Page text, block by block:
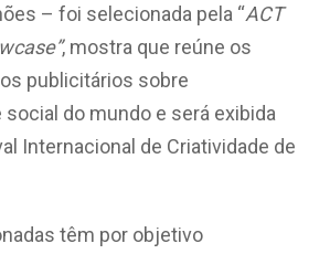
– foi selecionada pela “ACT
, mostra que reúne os
publicitários sobre
do mundo e será exibida
Internacional de Criatividade de
têm por objetivo